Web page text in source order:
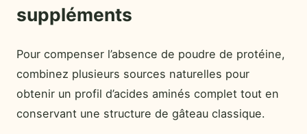
suppléments
Pour compenser l’absence de poudre de protéine,
combinez plusieurs sources naturelles pour
obtenir un profil d’acides aminés complet tout en
conservant une structure de gâteau classique.